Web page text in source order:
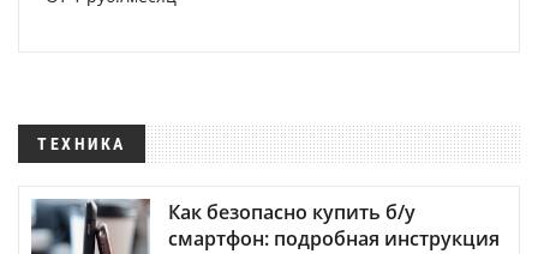
ТЕХНИКА
Как безопасно купить б/у
смартфон: подробная инструкция